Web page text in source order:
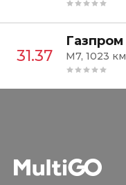
31.37 М7, 1023